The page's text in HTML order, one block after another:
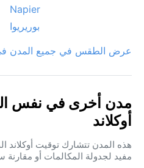
Napier
بوريريوا
عرض الطقس في جميع المدن في
مدن أخرى في نفس
أوكلاند
مفيد لجدولة المكالمات أو مقارنة